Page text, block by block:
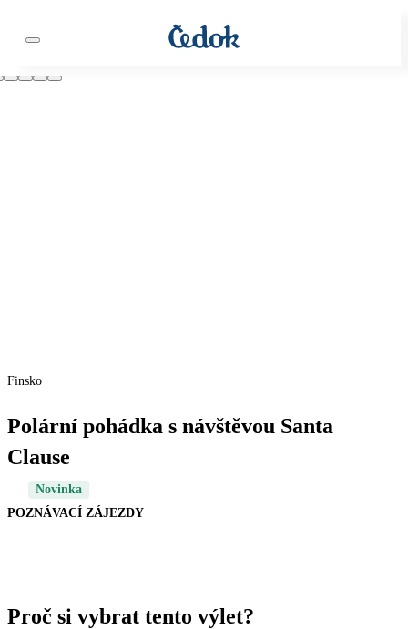
Finsko
Polární pohádka s návštěvou Santa
Clause
Novinka
POZNÁVACÍ ZÁJEZDY
Proč si vybrat tento výlet?